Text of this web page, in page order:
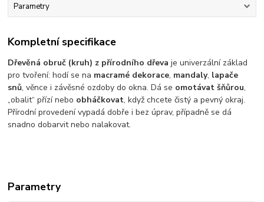
Parametry
Kompletní specifikace
Dřevěná obruč (kruh) z přírodního dřeva je univerzální základ
pro tvoření: hodí se na macramé dekorace, mandaly, lapače
snů, věnce i závěsné ozdoby do okna. Dá se omotávat šňůrou,
„obalit“ přízí nebo obháčkovat, když chcete čistý a pevný okraj.
Přírodní provedení vypadá dobře i bez úprav, případně se dá
snadno dobarvit nebo nalakovat.
Parametry